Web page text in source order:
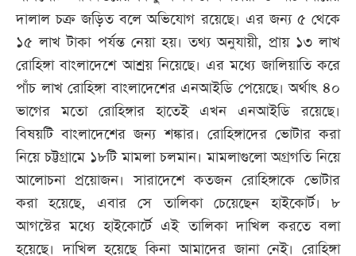
দালাল চক্র জড়িত বলে অভিযোগ রয়েছে। এর জন্য ৫ থেকে
১৫ লাখ টাকা পর্যন্ত নেয়া হয়। তথ্য অনুযায়ী, প্রায় ১৩ লাখ
রোহিঙ্গা বাংলাদেশে আশ্রয় নিয়েছে। এর মধ্যে জালিয়াতি করে
পাঁচ লাখ রোহিঙ্গা বাংলাদেশের এনআইডি পেয়েছে। অর্থাৎ ৪০
ভাগের মতো রোহিঙ্গার হাতেই এখন এনআইডি রয়েছে।
বিষয়টি বাংলাদেশের জন্য শঙ্কার। রোহিঙ্গাদের ভোটার করা
নিয়ে চট্টগ্রামে ১৮টি মামলা চলমান। মামলাগুলো অগ্রগতি নিয়ে
আলোচনা প্রয়োজন। সারাদেশে কতজন রোহিঙ্গাকে ভোটার
করা হয়েছে, এবার সে তালিকা চেয়েছেন হাইকোর্ট। ৮
আগস্টের মধ্যে হাইকোর্টে এই তালিকা দাখিল করতে বলা
হয়েছে। দাখিল হয়েছে কিনা আমাদের জানা নেই। রোহিঙ্গা